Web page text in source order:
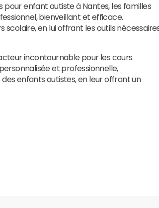
enfant autiste à Nantes, les familles
bienveillant et efficace.
scolaire, en lui offrant les outils
incontournable pour les cours
et professionnelle,
enfants autistes, en leur offrant un